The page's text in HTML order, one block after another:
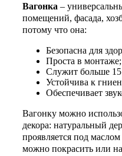
Вагонка –
помещений, фасада,
потому что она:
Безопасна для
Проста в монтаже;
Служит больше 15
Устойчива к
Обеспечивает
Вагонку можно
декора: натуральный
проявляется под
можно покрасить или